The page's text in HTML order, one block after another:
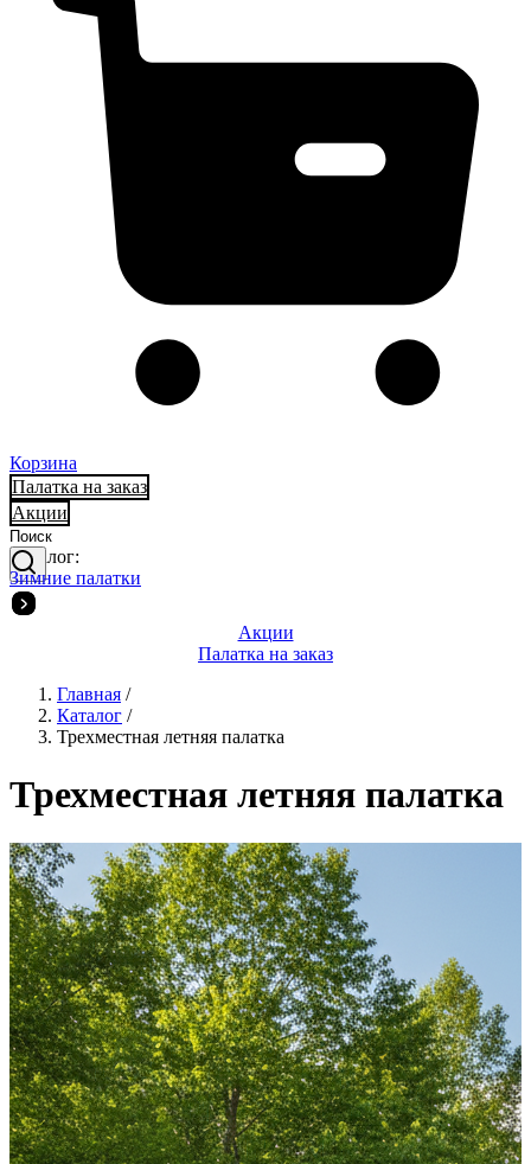
Корзина
Палатка на заказ
Акции
Каталог:
Зимние палатки
Акции
Палатка на заказ
Главная /
Каталог /
Трехместная летняя палатка
Трехместная летняя палатка